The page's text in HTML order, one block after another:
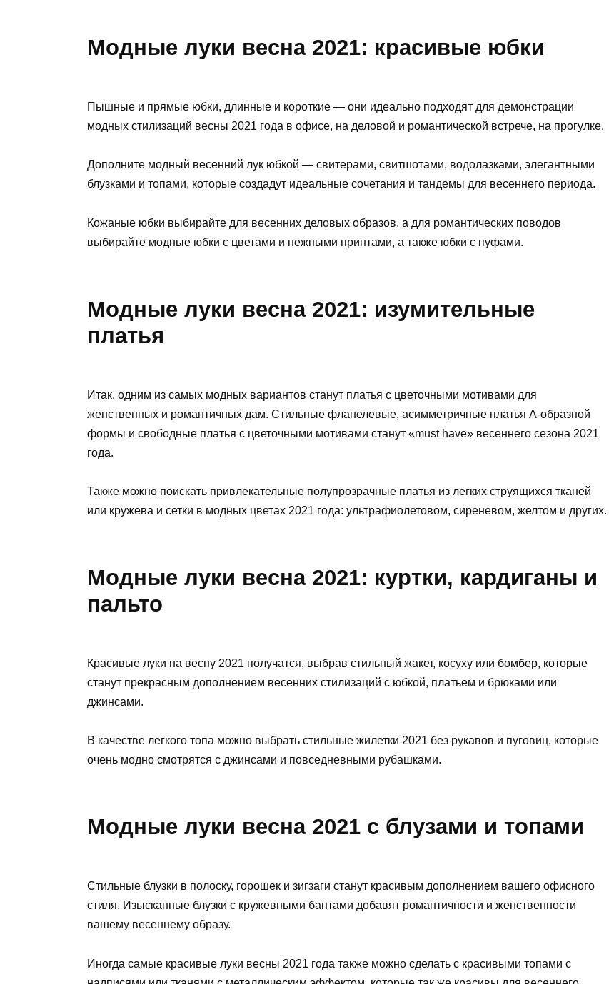
Модные луки весна 2021: красивые юбки
Пышные и прямые юбки, длинные и короткие — они идеально подходят для демонстрации
модных стилизаций весны 2021 года в офисе, на деловой и романтической встрече, на прогулке.
Дополните модный весенний лук юбкой — свитерами, свитшотами, водолазками, элегантными
блузками и топами, которые создадут идеальные сочетания и тандемы для весеннего периода.
Кожаные юбки выбирайте для весенних деловых образов, а для романтических поводов
выбирайте модные юбки с цветами и нежными принтами, а также юбки с пуфами.
Модные луки весна 2021: изумительные
платья
Итак, одним из самых модных вариантов станут платья с цветочными мотивами для
женственных и романтичных дам. Стильные фланелевые, асимметричные платья А-образной
формы и свободные платья с цветочными мотивами станут «must have» весеннего сезона 2021
года.
Также можно поискать привлекательные полупрозрачные платья из легких струящихся тканей
или кружева и сетки в модных цветах 2021 года: ультрафиолетовом, сиреневом, желтом и других.
Модные луки весна 2021: куртки, кардиганы и
пальто
Красивые луки на весну 2021 получатся, выбрав стильный жакет, косуху или бомбер, которые
станут прекрасным дополнением весенних стилизаций с юбкой, платьем и брюками или
джинсами.
В качестве легкого топа можно выбрать стильные жилетки 2021 без рукавов и пуговиц, которые
очень модно смотрятся с джинсами и повседневными рубашками.
Модные луки весна 2021 с блузами и топами
Стильные блузки в полоску, горошек и зигзаги станут красивым дополнением вашего офисного
стиля. Изысканные блузки с кружевными бантами добавят романтичности и женственности
вашему весеннему образу.
Иногда самые красивые луки весны 2021 года также можно сделать с красивыми топами с